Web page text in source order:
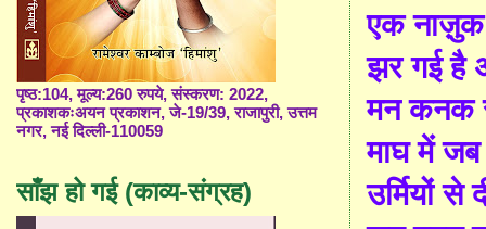
एक नाज़ुक
झर गई है
मन कनक
माघ में
उर्मियोंसे
पृष्ठ:104, मूल्य:260 रुपये, संस्करण: 2022,
प्रकाशकःअयन प्रकाशन, जे-19/39, राजापुरी, उत्तम
नगर, नई दिल्ली-110059
साँझ हो गई (काव्य-संग्रह)